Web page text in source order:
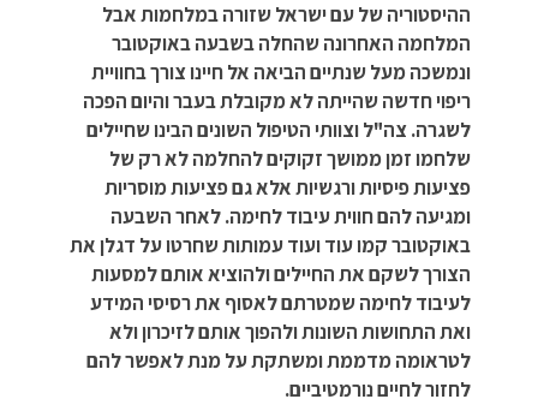
ההיסטוריה של עם ישראל שזורה במלחמות אבל
המלחמה האחרונה שהחלה בשבעה באוקטובר
ונמשכה מעל שנתיים הביאה אל חיינו צורך בחוויית
ריפוי חדשה שהייתה לא מקובלת בעבר והיום הפכה
לשגרה. צה"ל וצוותי הטיפול השונים הבינו שחיילים
שלחמו זמן ממושך זקוקים להחלמה לא רק של
פציעות פיסיות ורגשיות אלא גם פציעות מוסריות
ומגיעה להם חווית עיבוד לחימה. לאחר השבעה
באוקטובר קמו עוד ועוד עמותות שחרטו על דגלן את
הצורך לשקם את החיילים ולהוציא אותם למסעות
לעיבוד לחימה שמטרתם לאסוף את רסיסי המידע
ואת התחושות השונות ולהפוך אותם לזיכרון ולא
לטראומה מדממת ומשתקת על מנת לאפשר להם
לחזור לחיים נורמטיביים.